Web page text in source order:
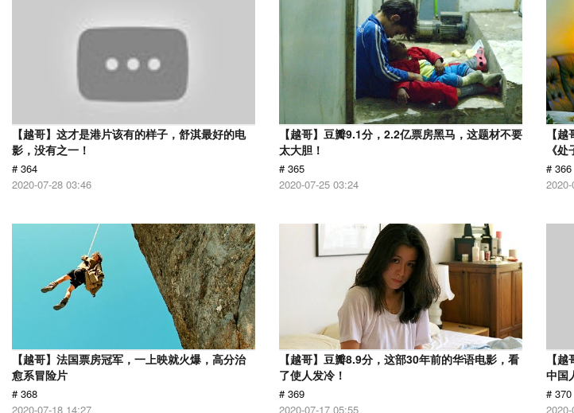
【越哥】这才是港片该有的样子，舒淇最好的电
影，没有之一！
# 364
2020-07-28 03:46
【越哥】豆瓣9.1分，2.2亿票房黑马，这题材不要
太大胆！
# 365
2020-07-25 03:24
【
《处
# 366
【越哥】法国票房冠军，一上映就火爆，高分治
愈系冒险片
# 368
2020-07-18 14:27
【越哥】豆瓣8.9分，这部30年前的华语电影，看
了使人发冷！
# 369
2020-07-17 05:55
【
中国
# 370